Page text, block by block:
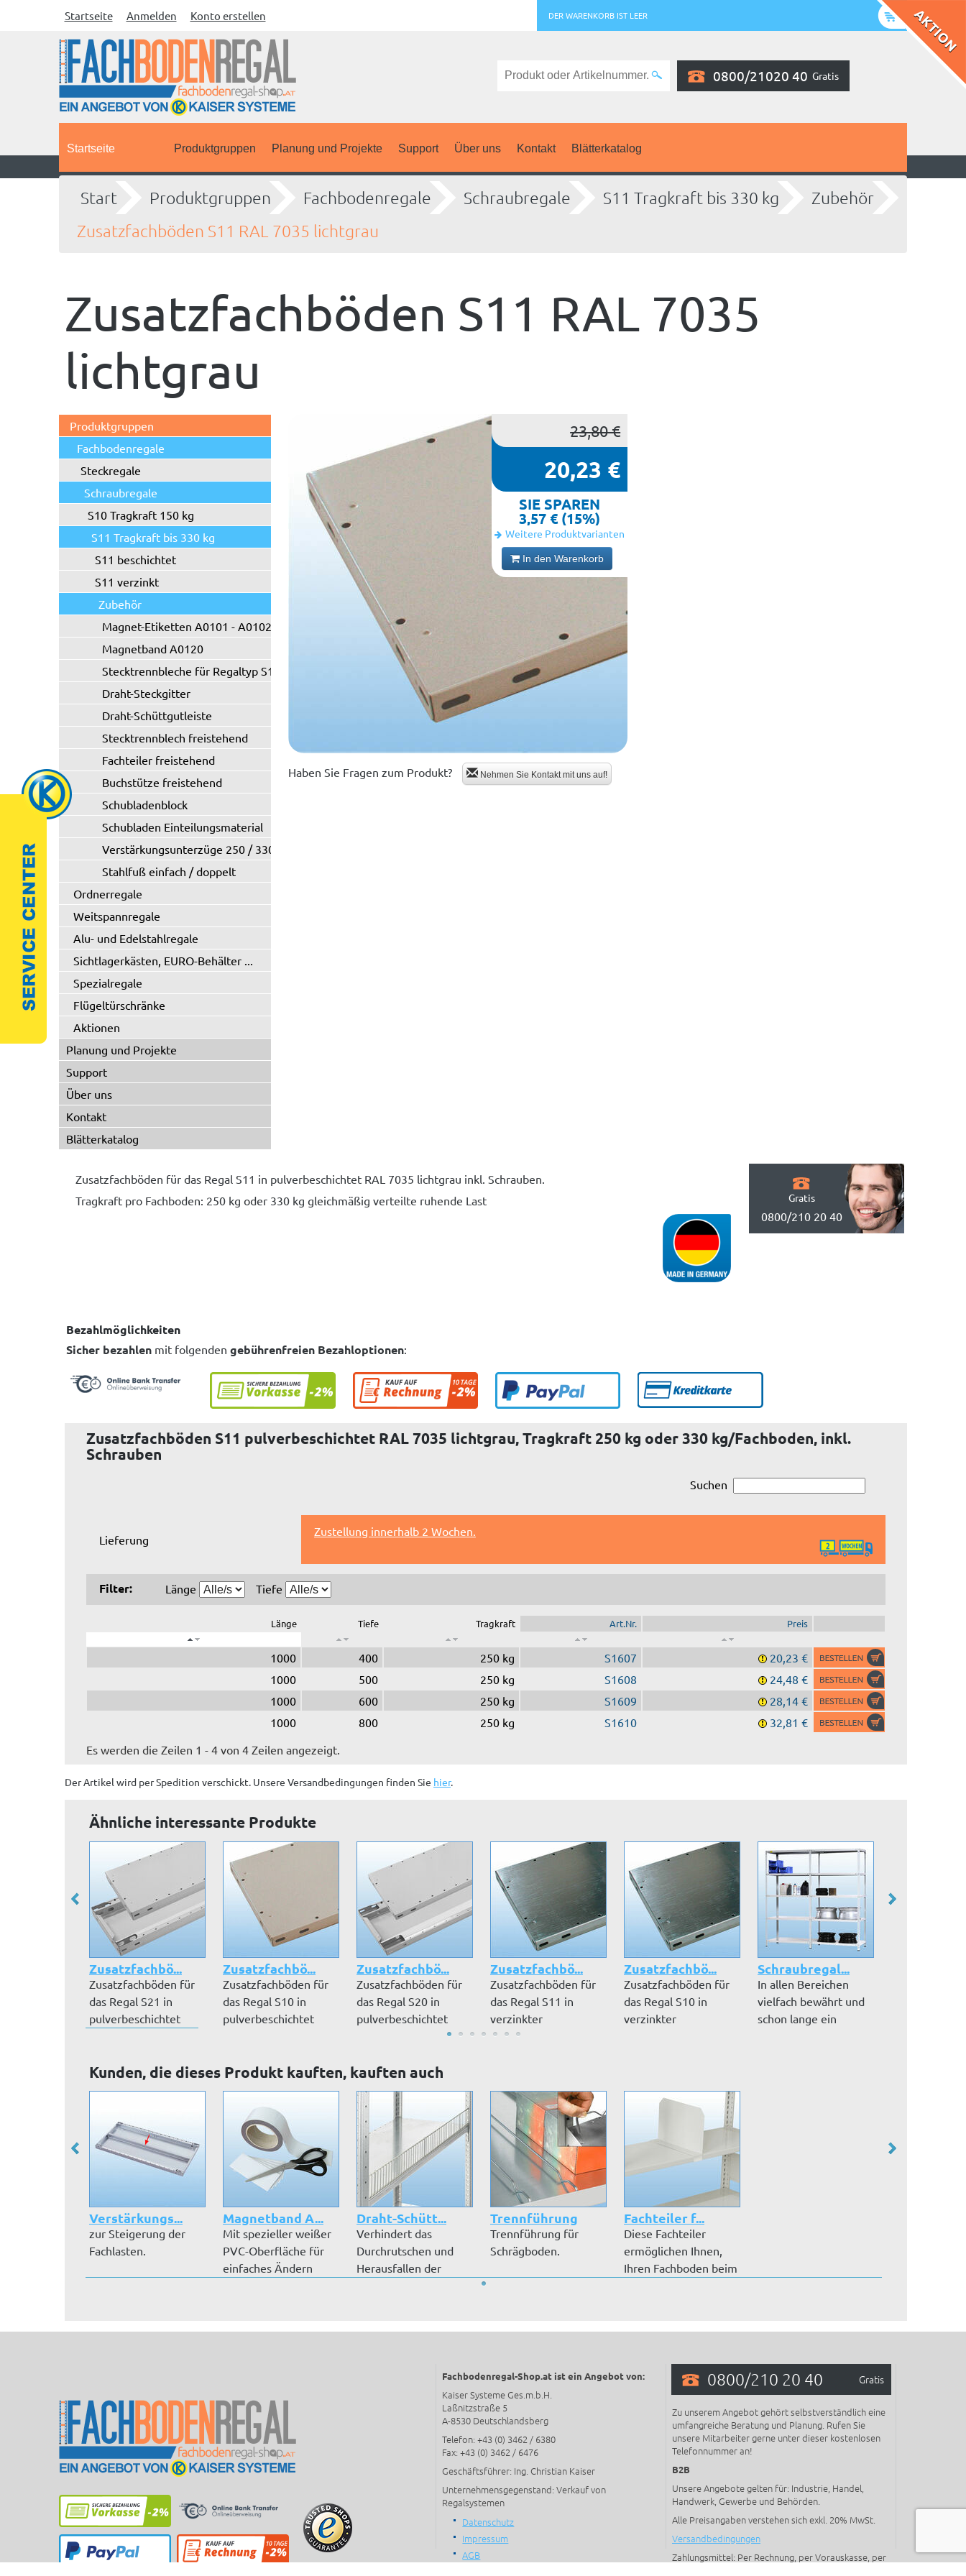
Startseite Anmelden Konto erstellen DER WARENKORB IST LEER
0800/21020 40 Gratis
Startseite Produktgruppen Planung und Projekte Support Über uns Kontakt Blätterkatalog
Start Produktgruppen Fachbodenregale Schraubregale S11 Tragkraft bis 330 kg
Zubehör
Zusatzfachböden S11 RAL 7035 lichtgrau
Zusatzfachböden S11 RAL 7035
lichtgrau
Produktgruppen
Fachbodenregale
Steckregale
Schraubregale
S10 Tragkraft 150 kg
S11 Tragkraft bis 330 kg
S11 beschichtet
S11 verzinkt
Zubehör
Magnet-Etiketten A0101 - A0102
Magnetband A0120
Stecktrennbleche für Regaltyp S11/S21
Draht-Steckgitter
Draht-Schüttgutleiste
Stecktrennblech freistehend
Fachteiler freistehend
Buchstütze freistehend
Schubladenblock
Schubladen Einteilungsmaterial
Verstärkungsunterzüge 250 / 330 kg
Stahlfuß einfach / doppelt
Ordnerregale
Weitspannregale
Alu- und Edelstahlregale
Sichtlagerkästen, EURO-Behälter ...
Spezialregale
Flügeltürschränke
Aktionen
Planung und Projekte
Support
Über uns
Kontakt
Blätterkatalog
23,80 €
20,23 €
SIE SPAREN
3,57 € (15%)
Weitere Produktvarianten
In den Warenkorb
Haben Sie Fragen zum Produkt? Nehmen Sie Kontakt mit uns auf!
Zusatzfachböden für das Regal S11 in pulverbeschichtet RAL 7035 lichtgrau inkl. Schrauben.
Tragkraft pro Fachboden: 250 kg oder 330 kg gleichmäßig verteilte ruhende Last
Gratis
0800/210 20 40
Bezahlmöglichkeiten
Sicher bezahlen mit folgenden gebührenfreien Bezahloptionen:
Zusatzfachböden S11 pulverbeschichtet RAL 7035 lichtgrau, Tragkraft 250 kg oder 330 kg/Fachboden, inkl.
Schrauben
Suchen
Lieferung
Zustellung innerhalb 2 Wochen.
Filter: Länge Tiefe
Länge Tiefe Tragkraft Art.Nr. Preis
1000 400 250 kg S1607
20,23 €
1000
500 250 kg S1608
24,48 €
1000
600 250 kg S1609
28,14 €
1000
800 250 kg S1610
32,81 €
Es werden die Zeilen 1 - 4 von 4 Zeilen angezeigt.
Der Artikel wird per Spedition verschickt. Unsere Versandbedingungen finden Sie hier.
Ähnliche interessante Produkte
Zusatzfachbö...
Zusatzfachböden für
das Regal S21 in
pulverbeschichtet
Zusatzfachbö...
Zusatzfachböden für
das Regal S10 in
pulverbeschichtet
Zusatzfachbö...
Zusatzfachböden für
das Regal S20 in
pulverbeschichtet
Zusatzfachbö...
Zusatzfachböden für
das Regal S11 in
verzinkter
Ausführung inkl. Sc...
Zusatzfachbö...
Zusatzfachböden für
das Regal S10 in
verzinkter
Schraubregal...
In allen Bereichen
vielfach bewährt und
schon lange ein
Kunden, die dieses Produkt kauften, kauften auch
Verstärkungs...
zur Steigerung der
Fachlasten.
Magnetband A...
Mit spezieller weißer
PVC-Oberfläche für
einfaches Ändern
Draht-Schütt...
Verhindert das
Durchrutschen und
Herausfallen der
Trennführung
Trennführung für
Schrägboden.
Fachteiler f...
Diese Fachteiler
ermöglichen Ihnen,
Ihren Fachboden beim
Fachbodenregal-Shop.at ist ein Angebot von:
Kaiser Systeme Ges.m.b.H.
Laßnitzstraße 5
A-8530 Deutschlandsberg
Telefon: +43 (0) 3462 / 6380
Fax: +43 (0) 3462 / 6476
Geschäftsführer: Ing. Christian Kaiser
Unternehmensgegenstand: Verkauf von
Regalsystemen
Datenschutz
Impressum
AGB
0800/210 20 40 Gratis
Zu unserem Angebot gehört selbstverständlich eine
umfangreiche Beratung und Planung. Rufen Sie
unsere Mitarbeiter gerne unter dieser kostenlosen
Telefonnummer an!
B2B
Unsere Angebote gelten für: Industrie, Handel,
Handwerk, Gewerbe und Behörden.
Alle Preisangaben verstehen sich exkl. 20% MwSt.
Versandbedingungen
Zahlungsmittel: Per Rechnung, per Vorauskasse, per